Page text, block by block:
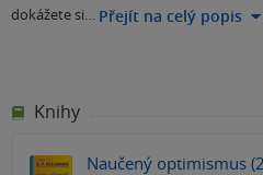
dokážete si… Přejít na celý popis
Knihy
Naučený optimismus